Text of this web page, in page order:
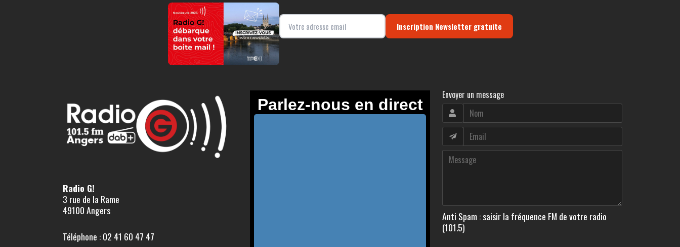
Inscription Newsletter gratuite
Radio G!
3 rue de la Rame
49100 Angers
Téléphone : 02 41 60 47 47
Envoyer un message
Anti Spam : saisir la fréquence FM de votre radio
(101.5)